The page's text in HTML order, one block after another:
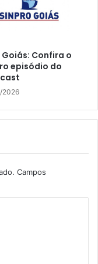
Goiás: Confira o
episódio do
2026
Campos